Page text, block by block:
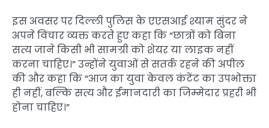
इस अवसर पर दिल्ली पुलिस के एएसआई श्याम सुंदर ने
अपने विचार व्यक्त करते हुए कहा कि “छात्रों को बिना
सत्य जाने किसी भी सामग्री को शेयर या लाइक नहीं
करना चाहिए।” उन्होंने युवाओं से सतर्क रहने की अपील
की और कहा कि “आज का युवा केवल कंटेंट का उपभोक्ता
ही नहीं, बल्कि सत्य और ईमानदारी का जिम्मेदार प्रहरी भी
होना चाहिए।”